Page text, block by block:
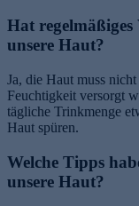
Hat
unsere Haut?
Ja, die Haut muss
Feuchtigkeit versorgt
tägliche Trinkmenge
Haut spüren.
Welche Tipps
unsere Haut?